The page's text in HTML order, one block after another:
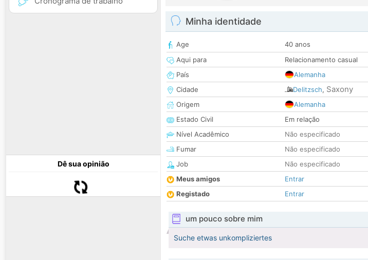
Dê sua opinião
Minha identidade
Age
40 anos
Aqui para
Relacionamento casual
País
Alemanha
Cidade
Delitzsch, Saxony
Origem
Alemanha
Estado Civil
Em relação
Nível Acadêmico
Não especificado
Fumar
Não especificado
Job
Não especificado
Meus amigos
Entrar
Registado
Entrar
um pouco sobre mim
Suche etwas unkompliziertes